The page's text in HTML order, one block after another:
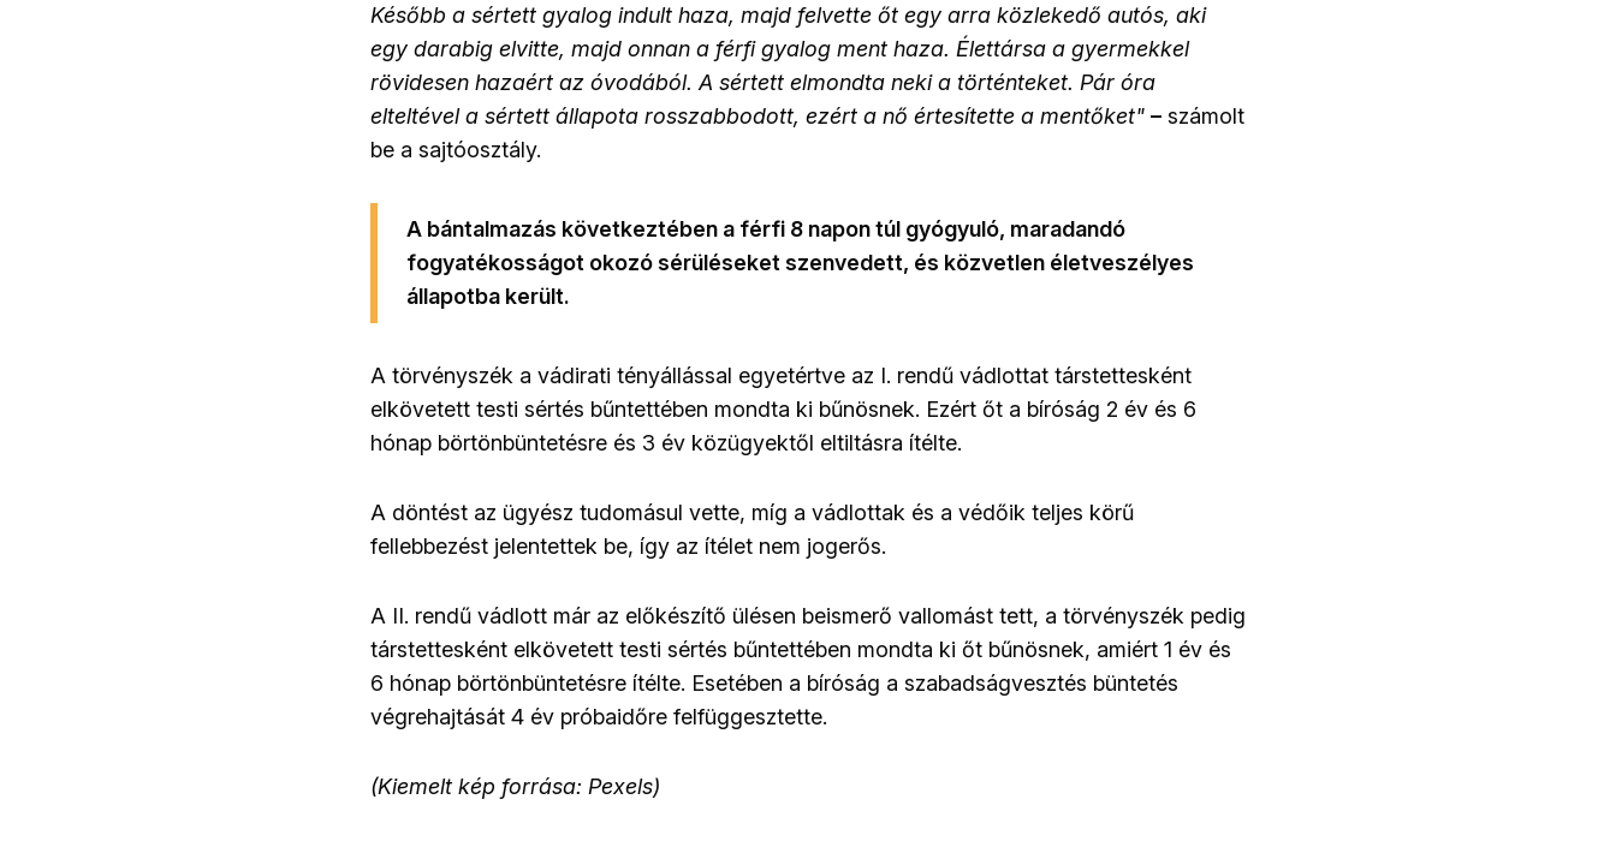
Később a sértett gyalog indult haza, majd felvette őt egy arra közlekedő autós, aki
egy darabig elvitte, majd onnan a férfi gyalog ment haza. Élettársa a gyermekkel
rövidesen hazaért az óvodából. A sértett elmondta neki a történteket. Pár óra
elteltével a sértett állapota rosszabbodott, ezért a nő értesítette a mentőket" – számolt
be a sajtóosztály.
A bántalmazás következtében a férfi 8 napon túl gyógyuló, maradandó
fogyatékosságot okozó sérüléseket szenvedett, és közvetlen életveszélyes
állapotba került.
A törvényszék a vádirati tényállással egyetértve az I. rendű vádlottat társtettesként
elkövetett testi sértés bűntettében mondta ki bűnösnek. Ezért őt a bíróság 2 év és 6
hónap börtönbüntetésre és 3 év közügyektől eltiltásra ítélte.
A döntést az ügyész tudomásul vette, míg a vádlottak és a védőik teljes körű
fellebbezést jelentettek be, így az ítélet nem jogerős.
A II. rendű vádlott már az előkészítő ülésen beismerő vallomást tett, a törvényszék pedig
társtettesként elkövetett testi sértés bűntettében mondta ki őt bűnösnek, amiért 1 év és
6 hónap börtönbüntetésre ítélte. Esetében a bíróság a szabadságvesztés büntetés
végrehajtását 4 év próbaidőre felfüggesztette.
(Kiemelt kép forrása: Pexels)